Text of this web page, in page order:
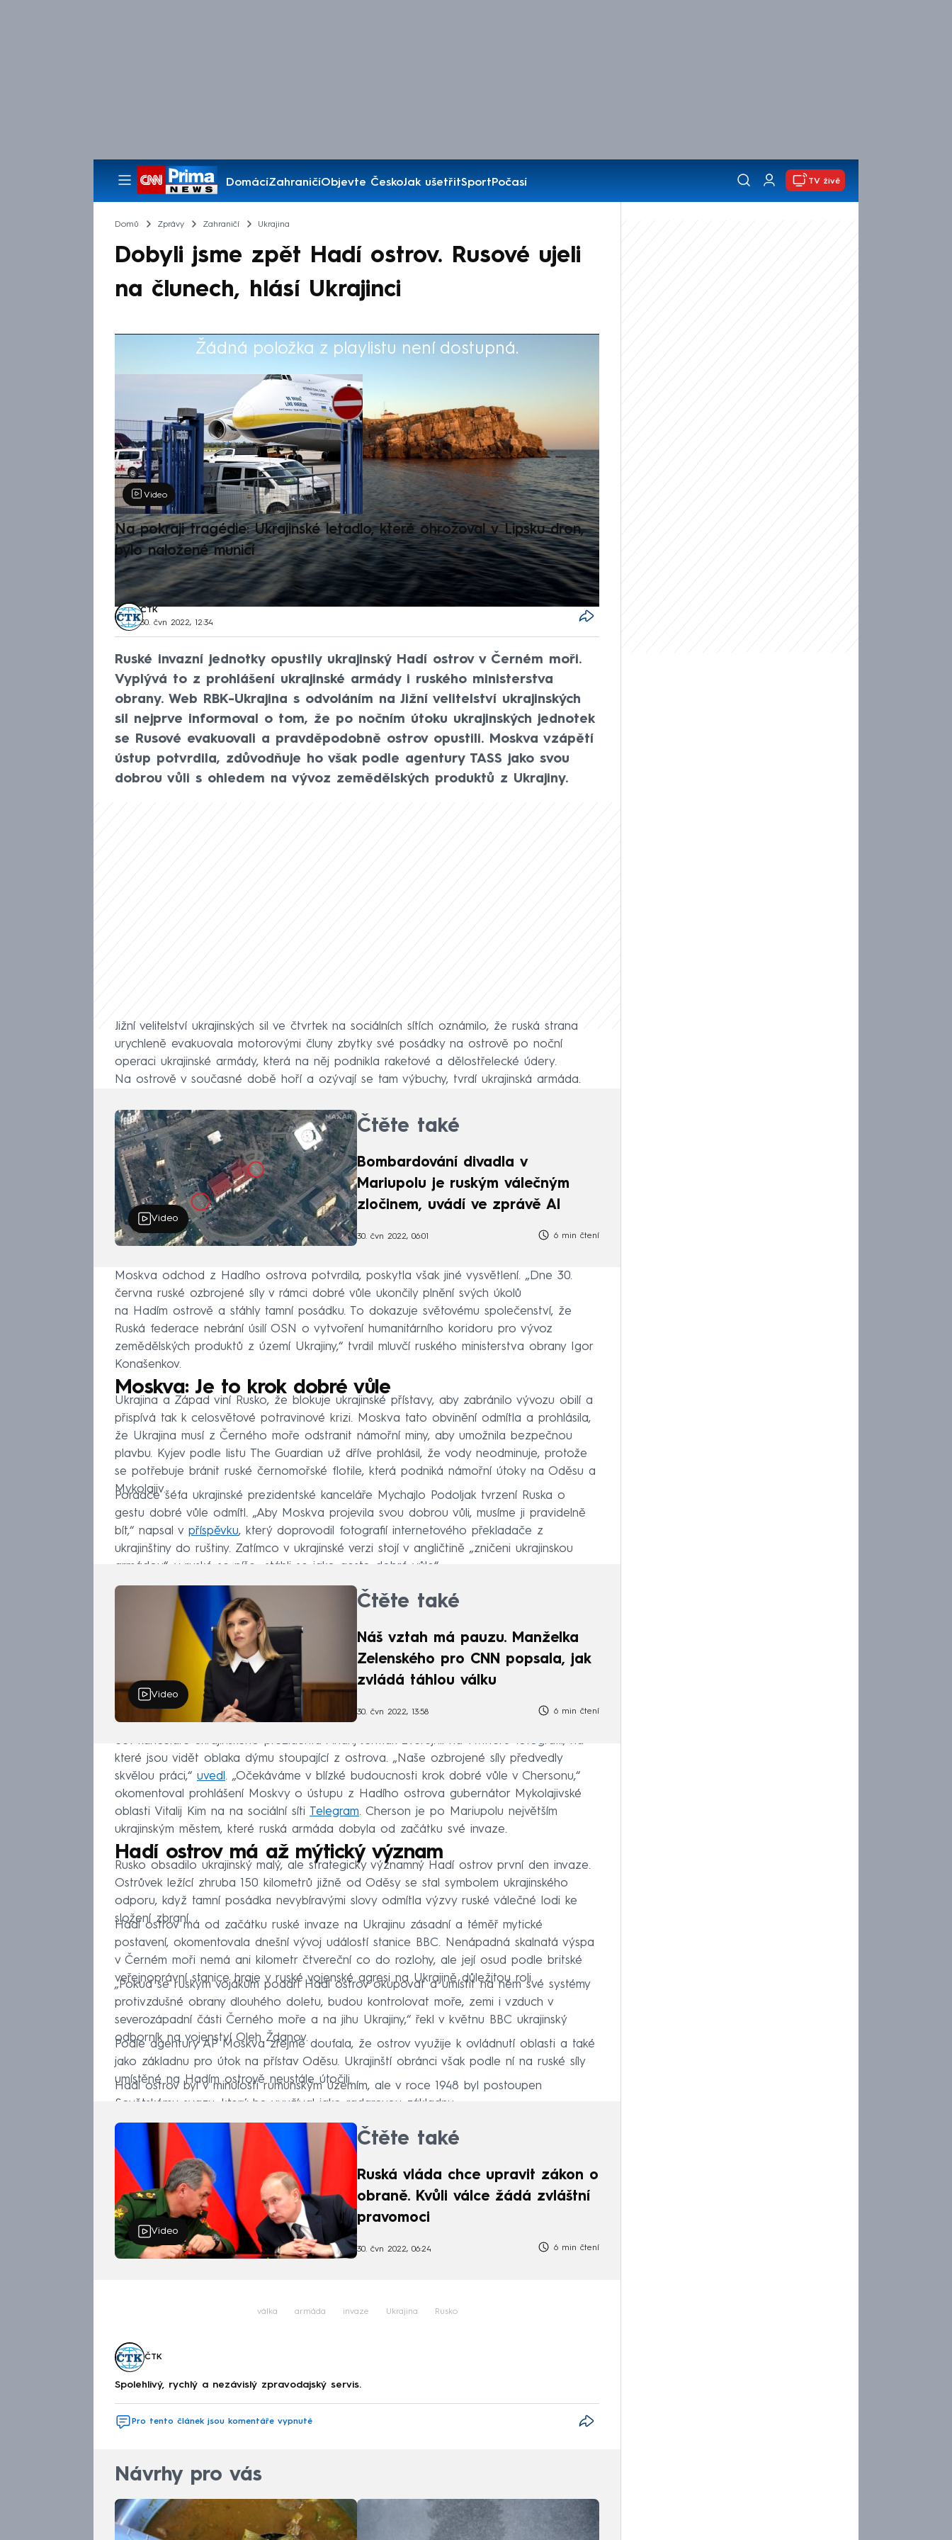
DomácíZahraničíObjevte ČeskoJak ušetřitSportPočasí
Pořady
TV živě
Domů Zprávy Zahraničí Ukrajina
Dobyli jsme zpět Hadí ostrov. Rusové ujeli
na člunech, hlásí Ukrajinci
Žádná položka z playlistu není dostupná.
Výběr redakce
Video
Na pokraji tragédie: Ukrajinské letadlo, které ohrožoval v Lipsku dron,
bylo naložené municí
ČTK
30. čvn 2022, 12:34
Ruské invazní jednotky opustily ukrajinský Hadí ostrov v Černém moři.
Vyplývá to z prohlášení ukrajinské armády i ruského ministerstva
obrany. Web RBK-Ukrajina s odvoláním na Jižní velitelství ukrajinských
sil nejprve informoval o tom, že po nočním útoku ukrajinských jednotek
se Rusové evakuovali a pravděpodobně ostrov opustili. Moskva vzápětí
ústup potvrdila, zdůvodňuje ho však podle agentury TASS jako svou
dobrou vůli s ohledem na vývoz zemědělských produktů z Ukrajiny.
Jižní velitelství ukrajinských sil ve čtvrtek na sociálních sítích oznámilo, že ruská strana
urychleně evakuovala motorovými čluny zbytky své posádky na ostrově po noční
operaci ukrajinské armády, která na něj podnikla raketové a dělostřelecké údery.
Na ostrově v současné době hoří a ozývají se tam výbuchy, tvrdí ukrajinská armáda.
Video
Čtěte také
Bombardování divadla v
Mariupolu je ruským válečným
zločinem, uvádí ve zprávě AI
30. čvn 2022, 06:01 6 min čtení
Moskva odchod z Hadího ostrova potvrdila, poskytla však jiné vysvětlení. „Dne 30.
června ruské ozbrojené síly v rámci dobré vůle ukončily plnění svých úkolů
na Hadím ostrově a stáhly tamní posádku. To dokazuje světovému společenství, že
Ruská federace nebrání úsilí OSN o vytvoření humanitárního koridoru pro vývoz
zemědělských produktů z území Ukrajiny,“ tvrdil mluvčí ruského ministerstva obrany Igor
Konašenkov.
Moskva: Je to krok dobré vůle
Ukrajina a Západ viní Rusko, že blokuje ukrajinské přístavy, aby zabránilo vývozu obilí a
přispívá tak k celosvětové potravinové krizi. Moskva tato obvinění odmítla a prohlásila,
že Ukrajina musí z Černého moře odstranit námořní miny, aby umožnila bezpečnou
plavbu. Kyjev podle listu The Guardian už dříve prohlásil, že vody neodminuje, protože
se potřebuje bránit ruské černomořské flotile, která podniká námořní útoky na Oděsu a
Mykolajiv.
Poradce šéfa ukrajinské prezidentské kanceláře Mychajlo Podoljak tvrzení Ruska o
gestu dobré vůle odmítl. „Aby Moskva projevila svou dobrou vůli, musíme ji pravidelně
bít,“ napsal v příspěvku, který doprovodil fotografií internetového překladače z
ukrajinštiny do ruštiny. Zatímco v ukrajinské verzi stojí v angličtině „zničeni ukrajinskou
armádou“, v ruské se píše „stáhli se jako gesto dobré vůle“.
Video
Čtěte také
Náš vztah má pauzu. Manželka
Zelenského pro CNN popsala, jak
zvládá táhlou válku
30. čvn 2022, 13:58 6 min čtení
Šéf kanceláře ukrajinského prezidenta Andrij Jermak zveřejnil na Twitteru fotografii, na
které jsou vidět oblaka dýmu stoupající z ostrova. „Naše ozbrojené síly předvedly
skvělou práci,“ uvedl . „Očekáváme v blízké budoucnosti krok dobré vůle v Chersonu,“
okomentoval prohlášení Moskvy o ústupu z Hadího ostrova gubernátor Mykolajivské
oblasti Vitalij Kim na na sociální síti Telegram. Cherson je po Mariupolu největším
ukrajinským městem, které ruská armáda dobyla od začátku své invaze.
Hadí ostrov má až mýtický význam
Rusko obsadilo ukrajinský malý, ale strategicky významný Hadí ostrov první den invaze.
Ostrůvek ležící zhruba 150 kilometrů jižně od Oděsy se stal symbolem ukrajinského
odporu, když tamní posádka nevybíravými slovy odmítla výzvy ruské válečné lodi ke
složení zbraní.
Hadí ostrov má od začátku ruské invaze na Ukrajinu zásadní a téměř mytické
postavení, okomentovala dnešní vývoj událostí stanice BBC. Nenápadná skalnatá výspa
v Černém moři nemá ani kilometr čtvereční co do rozlohy, ale její osud podle britské
veřejnoprávní stanice hraje v ruské vojenské agresi na Ukrajině důležitou roli.
„Pokud se ruským vojákům podaří Hadí ostrov okupovat a umístit na něm své systémy
protivzdušné obrany dlouhého doletu, budou kontrolovat moře, zemi i vzduch v
severozápadní části Černého moře a na jihu Ukrajiny,“ řekl v květnu BBC ukrajinský
odborník na vojenství Oleh Ždanov.
Podle agentury AP Moskva zřejmě doufala, že ostrov využije k ovládnutí oblasti a také
jako základnu pro útok na přístav Oděsu. Ukrajinští obránci však podle ní na ruské síly
umístěné na Hadím ostrově neustále útočili.
Hadí ostrov byl v minulosti rumunským územím, ale v roce 1948 byl postoupen
Sovětskému svazu, který ho využíval jako radarovou základnu.
Video
Čtěte také
Ruská vláda chce upravit zákon o
obraně. Kvůli válce žádá zvláštní
pravomoci
30. čvn 2022, 06:24 6 min čtení
válka armáda invaze Ukrajina Rusko
ČTK
Spolehlivý, rychlý a nezávislý zpravodajský servis.
Pro tento článek jsou komentáře vypnuté
Návrhy pro vás